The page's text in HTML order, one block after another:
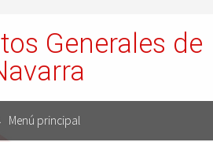
Generales de
Menú principal